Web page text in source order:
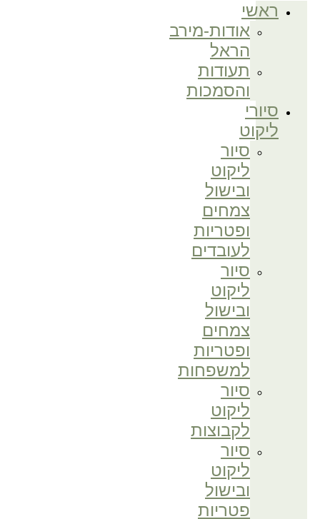
ראשי
אודות-מירב
הראל
תעודות
והסמכות
סיורי
ליקוט
סיור
ליקוט
ובישול
צמחים
ופטריות
לעובדים
סיור
ליקוט
ובישול
צמחים
ופטריות
למשפחות
סיור
ליקוט
לקבוצות
סיור
ליקוט
ובישול
פטריות